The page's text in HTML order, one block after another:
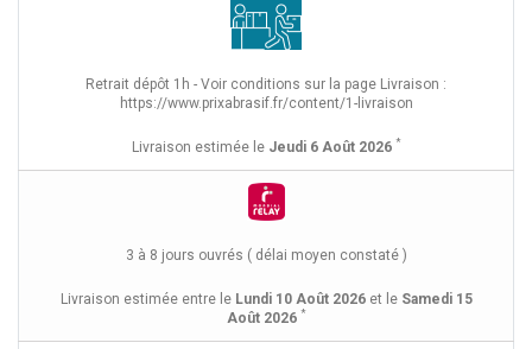
Retrait dépôt 1h - Voir conditions sur la page Livraison :
https://www.prixabrasif.fr/content/1-livraison
Livraison estimée le Jeudi 6 Août 2026 *
3 à 8 jours ouvrés ( délai moyen constaté )
Livraison estimée entre le Lundi 10 Août 2026et le Samedi 15
Août 2026 *